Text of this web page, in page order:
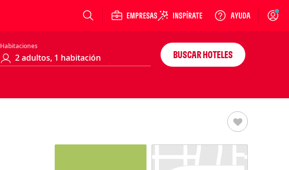
Login
Habitaciones
BUSCAR HOTELES